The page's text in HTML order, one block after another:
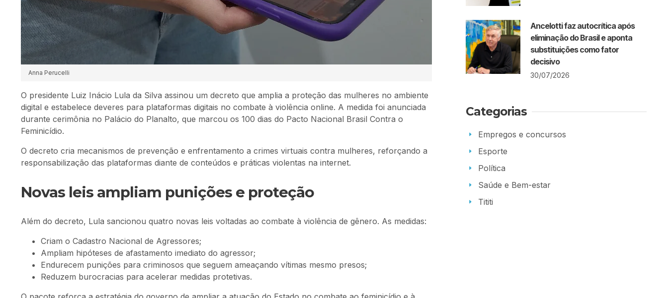
Anna Perucelli
O presidente Luiz Inácio Lula da Silva assinou um decreto que amplia a proteção das mulheres no ambiente
digital e estabelece deveres para plataformas digitais no combate à violência online. A medida foi anunciada
durante cerimônia no Palácio do Planalto, que marcou os 100 dias do Pacto Nacional Brasil Contra o
Feminicídio.
O decreto cria mecanismos de prevenção e enfrentamento a crimes virtuais contra mulheres, reforçando a
responsabilização das plataformas diante de conteúdos e práticas violentas na internet.
Novas leis ampliam punições e proteção
Além do decreto, Lula sancionou quatro novas leis voltadas ao combate à violência de gênero. As medidas:
Criam o Cadastro Nacional de Agressores;
Ampliam hipóteses de afastamento imediato do agressor;
Endurecem punições para criminosos que seguem ameaçando vítimas mesmo presos;
Reduzem burocracias para acelerar medidas protetivas.
Ancelotti faz autocrítica após
eliminação do Brasil e aponta
substituições como fator
decisivo
30/07/2026
Categorias
Empregos e concursos
Esporte
Política
Saúde e Bem-estar
Tititi